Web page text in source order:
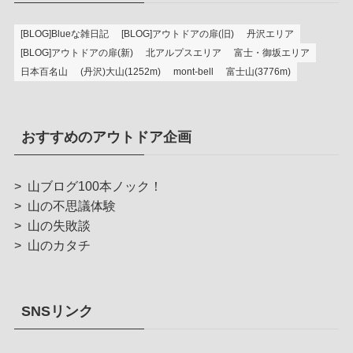
[BLOG]Blueな雑日記 [BLOG]アウトドアの扉(旧)
丹沢エリア
[BLOG]アウトドアの扉(新)
北アルプスエリア
富士・御坂エリア
日本百名山
(丹沢)大山(1252m) mont-bell 富士山(3776m)
おすすめのアウトドア企画
> 山ブログ100本ノック！
> 山の不思議体験
> 山の失敗談
> 山のカタチ
SNSリンク